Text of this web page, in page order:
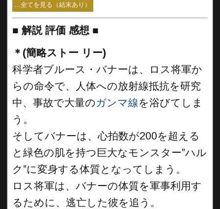
...全てを見る（結末あり）
■ 解説 評価 感想 ■
＊(簡略ストー リー)
科学者ブルース・バナーは、ロス将軍か
らの命令で、人体への放射線抵抗を研究
中、事故で大量のガンマ線を浴びてしま
う。
そしてバナーは、心拍数が200を超える
と緑色の肌を持つ巨大なモンスター”ハル
ク”に変身する体質となってしまう。
ロス将軍は、バナーの体質を軍事利用す
るために、逃亡した彼を追う。